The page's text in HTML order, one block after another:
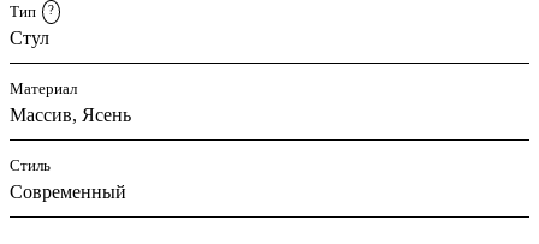
Тип ?
Стул
Материал
Массив, Ясень
Стиль
Современный